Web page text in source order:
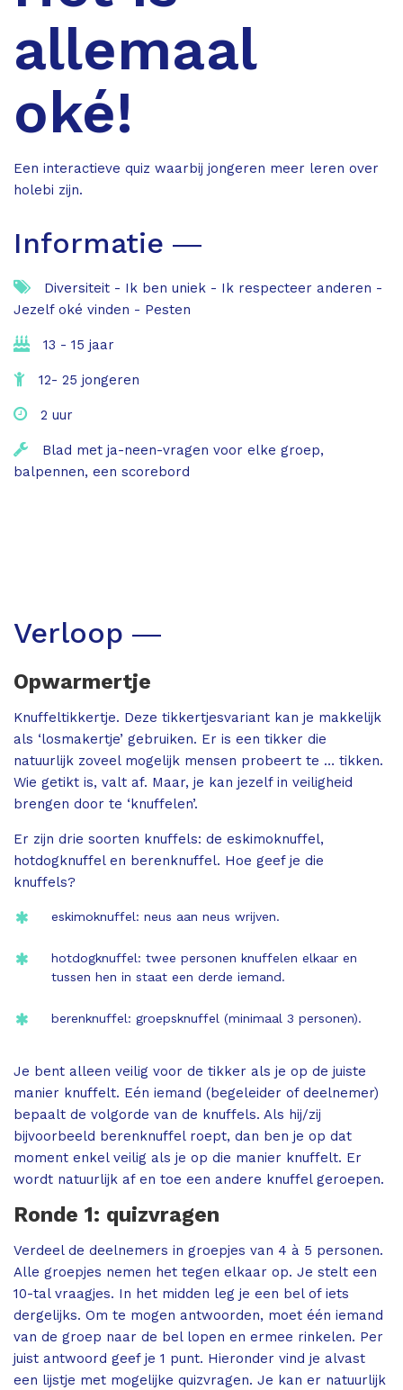
allemaal
oké!
Een interactieve quiz waarbij jongeren meer leren over
holebi zijn.
Informatie ―
Diversiteit - Ik ben uniek - Ik respecteer anderen -
Jezelf oké vinden - Pesten
13 - 15 jaar
12- 25 jongeren
2 uur
Blad met ja-neen-vragen voor elke groep,
balpennen, een scorebord
Verloop ―
Opwarmertje
Knuffeltikkertje. Deze tikkertjesvariant kan je makkelijk
als ‘losmakertje’ gebruiken. Er is een tikker die
natuurlijk zoveel mogelijk mensen probeert te … tikken.
Wie getikt is, valt af. Maar, je kan jezelf in veiligheid
brengen door te ‘knuffelen’.
Er zijn drie soorten knuffels: de eskimoknuffel,
hotdogknuffel en berenknuffel. Hoe geef je die
knuffels?
eskimoknuffel: neus aan neus wrijven.
hotdogknuffel: twee personen knuffelen elkaar en
tussen hen in staat een derde iemand.
berenknuffel: groepsknuffel (minimaal 3 personen).
Je bent alleen veilig voor de tikker als je op de juiste
manier knuffelt. Eén iemand (begeleider of deelnemer)
bepaalt de volgorde van de knuffels. Als hij/zij
bijvoorbeeld berenknuffel roept, dan ben je op dat
moment enkel veilig als je op die manier knuffelt. Er
wordt natuurlijk af en toe een andere knuffel geroepen.
Ronde 1: quizvragen
Verdeel de deelnemers in groepjes van 4 à 5 personen.
Alle groepjes nemen het tegen elkaar op. Je stelt een
10-tal vraagjes. In het midden leg je een bel of iets
dergelijks. Om te mogen antwoorden, moet één iemand
van de groep naar de bel lopen en ermee rinkelen. Per
juist antwoord geef je 1 punt. Hieronder vind je alvast
een lijstje met mogelijke quizvragen. Je kan er natuurlijk